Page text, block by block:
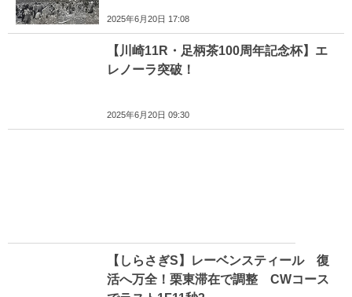
2025年6月20日 17:08
【川崎11R・足柄茶100周年記念杯】エ
レノーラ突破！
2025年6月20日 09:30
【しらさぎS】レーベンスティール 復
活へ万全！栗東滞在で調整 CWコース